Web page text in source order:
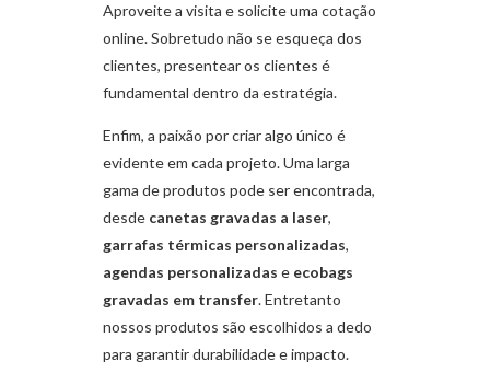
Aproveite a visita e solicite uma cotação
online. Sobretudo não se esqueça dos
clientes, presentear os clientes é
fundamental dentro da estratégia.
Enfim, a paixão por criar algo único é
evidente em cada projeto. Uma larga
gama de produtos pode ser encontrada,
desde canetas gravadas a laser,
garrafas térmicas personalizadas,
agendas personalizadas e ecobags
gravadas em transfer. Entretanto
nossos produtos são escolhidos a dedo
para garantir durabilidade e impacto.